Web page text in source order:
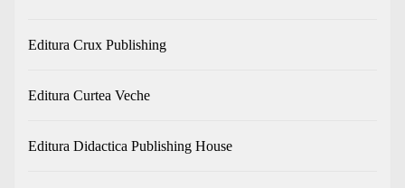
Editura Crux Publishing
Editura Curtea Veche
Editura Didactica Publishing House